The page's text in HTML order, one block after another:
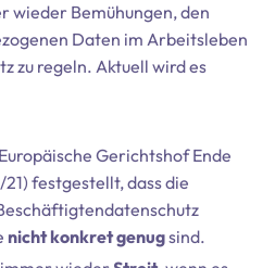
wieder Bemühungen, den
Daten im Arbeitsleben
zu regeln. Aktuell wird es
Gerichtshof Ende
festgestellt, dass die
nicht konkret genugsind.